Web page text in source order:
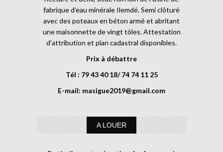
fabrique d’eau minérale Ilemdé. Semi clôturé
avec des poteaux en béton armé et abritant
une maisonnette de vingt tôles. Attestation
d’attribution et plan cadastral disponibles.
Prix à débattre
Tél : 79 43 40 18/ 74 74 11 25
E-mail: masigue2019@gmail.com
A LOUER